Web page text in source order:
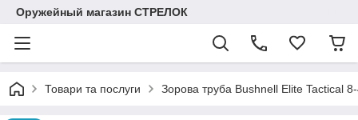
Оружейный магазин СТРЕЛОК
Товари та послуги Зорова труба Bushnell Elite Tactical